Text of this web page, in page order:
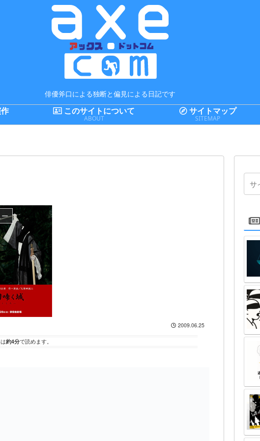
俳優斧口による独断と偏見による日記です
このサイトについて
ABOUT
サイトマップ
SITEMAP
2009.06.25
約4分で読めます。